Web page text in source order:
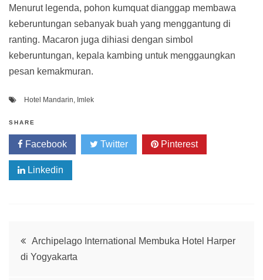
Menurut legenda, pohon kumquat dianggap membawa
keberuntungan sebanyak buah yang menggantung di
ranting. Macaron juga dihiasi dengan simbol
keberuntungan, kepala kambing untuk menggaungkan
pesan kemakmuran.
Hotel Mandarin, Imlek
SHARE
Facebook Twitter Pinterest
Linkedin
Post
navigation
Archipelago International Membuka Hotel Harper
di Yogyakarta